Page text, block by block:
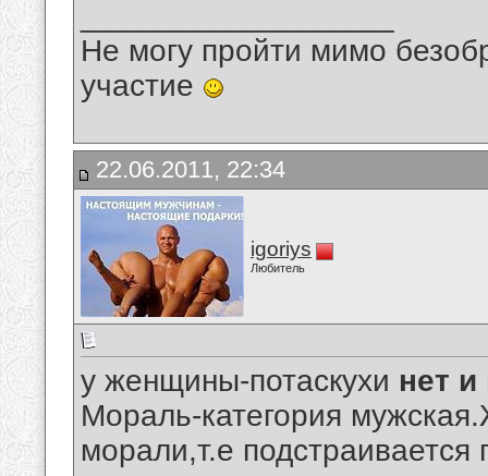
Не могу пройти мимо
участие
22.06.2011, 22:34
igoriys
Любитель
у женщины-потаскухи нет
Мораль-категория
морали,т.е